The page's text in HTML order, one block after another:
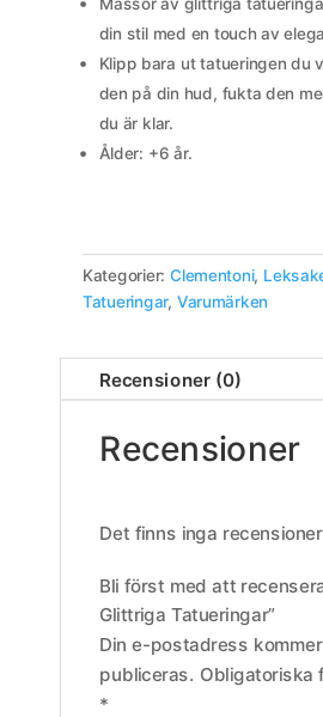
din stil med en touch av
Klipp bara ut tatueringen du
den på din hud, fukta den
du är klar.
Ålder: +6 år.
Kategorier: Clementoni,
Tatueringar, Varumärken
Recensioner (0)
Recensioner
Det finns inga
Bli först med att
Glittriga Tatueringar”
Din e-postadress
publiceras. Obligatoriska
*